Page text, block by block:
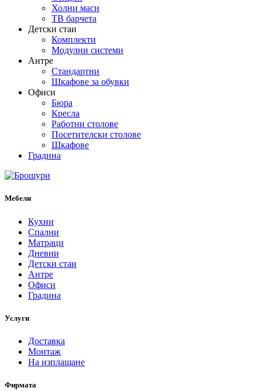
Холни маси
ТВ барчета
Детски стаи
Комплекти
Модулни системи
Антре
Стандартни
Шкафове за обувки
Офиси
Бюра
Кресла
Работни столове
Посетителски столове
Шкафове
Градина
Мебели
Кухни
Спални
Матраци
Дневни
Детски стаи
Антре
Офиси
Градина
Услуги
Доставка
Монтаж
На изплащане
Фирмата